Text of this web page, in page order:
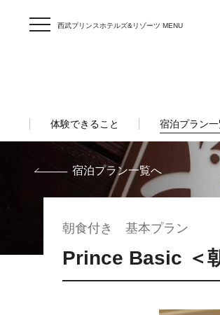
西武プリンスホテルズ&リゾーツ MENU
体験できること 宿泊プラン
宿泊プラン一覧へ
朝食付き 基本プラン
Prince Basic ＜